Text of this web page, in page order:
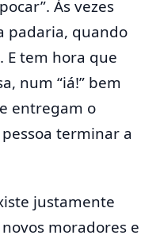
Às vezes
padaria, quando
E tem hora que
num “iá!” bem
entregam o
terminar a
justamente
moradores e